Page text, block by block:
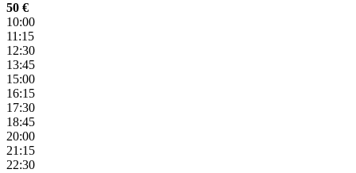
50 €
10:00
11:15
12:30
13:45
15:00
16:15
17:30
18:45
20:00
21:15
22:30